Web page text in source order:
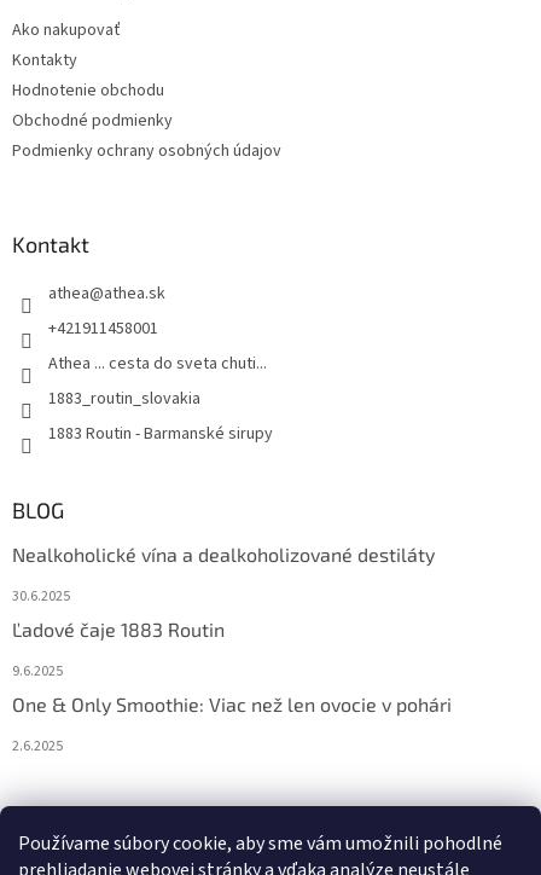
Používame súbory cookie, aby sme vám umožnili pohodlné
Ako nakupovať
Kontakty
Hodnotenie obchodu
Obchodné podmienky
Podmienky ochrany osobných údajov
Kontakt
athea@athea.sk
+421911458001
Athea ... cesta do sveta chuti...
1883_routin_slovakia
1883 Routin - Barmanské sirupy
BLOG
Nealkoholické vína a dealkoholizované destiláty
30.6.2025
Ľadové čaje 1883 Routin
9.6.2025
One & Only Smoothie: Viac než len ovocie v pohári
2.6.2025